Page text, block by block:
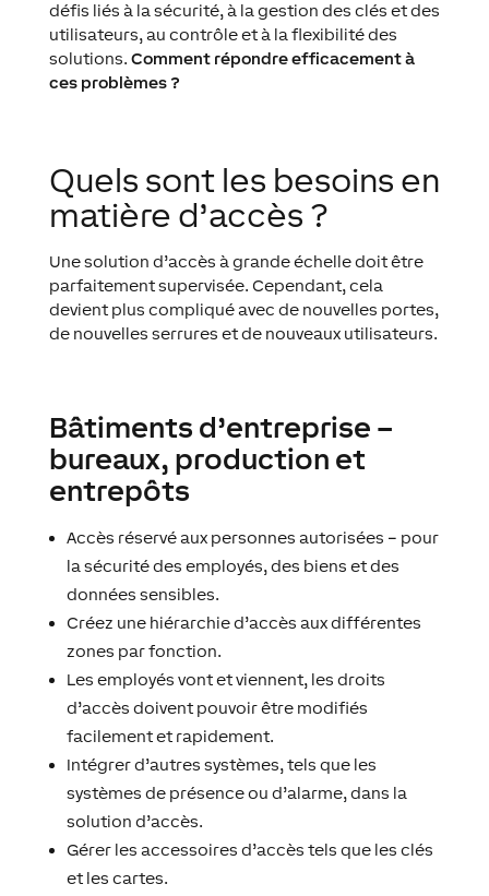
défis liés à la sécurité, à la gestion des clés et des
utilisateurs, au contrôle et à la flexibilité des
solutions. Comment répondre efficacement à
ces problèmes ?
Quels sont les besoins en
matière d’accès ?
Une solution d’accès à grande échelle doit être
parfaitement supervisée. Cependant, cela
devient plus compliqué avec de nouvelles portes,
de nouvelles serrures et de nouveaux utilisateurs.
Bâtiments d’entreprise –
bureaux, production et
entrepôts
Accès réservé aux personnes autorisées – pour
la sécurité des employés, des biens et des
données sensibles.
Créez une hiérarchie d’accès aux différentes
zones par fonction.
Les employés vont et viennent, les droits
d’accès doivent pouvoir être modifiés
facilement et rapidement.
Intégrer d’autres systèmes, tels que les
systèmes de présence ou d’alarme, dans la
solution d’accès.
Gérer les accessoires d’accès tels que les clés
et les cartes.